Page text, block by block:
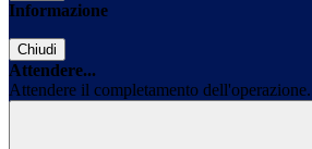
Informazione
Chiudi
Attendere...
Attendere il completamento